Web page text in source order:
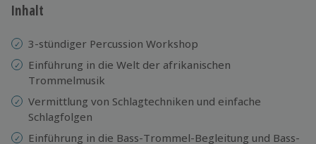
Inhalt
3-stündiger Percussion Workshop
Einführung in die Welt der afrikanischen
Trommelmusik
Vermittlung von Schlagtechniken und einfache
Schlagfolgen
Einführung in die Bass-Trommel-Begleitung und Bass-